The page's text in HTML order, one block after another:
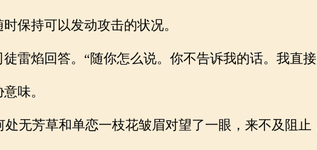
保持可以发动攻击的状况。
雷焰回答。“随你怎么说。你不告诉我的话。我直
味。
无芳草和单恋一枝花皱眉对望了一眼，来不及阻止